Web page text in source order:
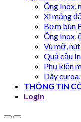
Ống Inox,
Xi măng
Bơm bùn
Ống Inox,
Vú mỡ,
Quả cầu
Phụ kiện
Dây
THÔNG TIN
Login